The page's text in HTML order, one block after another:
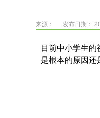
来源： 发布日期：
目前中小学生
是根本的原因还